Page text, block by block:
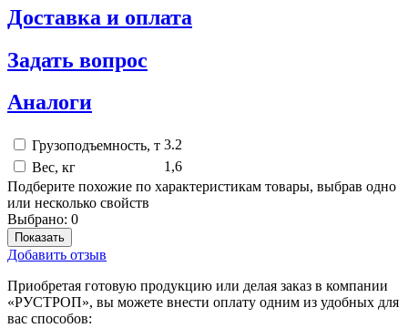
Доставка и оплата
Задать вопрос
Аналоги
Грузоподъемность, т 3.2
Вес, кг
1,6
Подберите похожие по характеристикам товары, выбрав одно
или несколько свойств
Выбрано: 0
Показать
Добавить отзыв
Приобретая готовую продукцию или делая заказ в компании
«РУСТРОП», вы можете внести оплату одним из удобных для
вас способов: